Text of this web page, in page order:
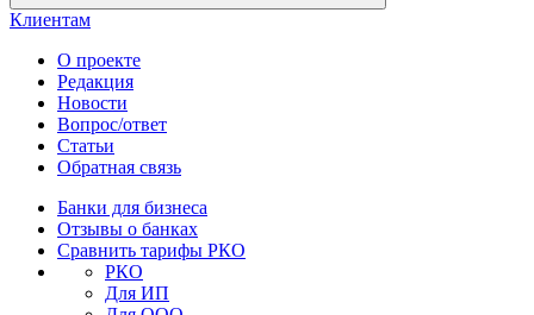
Клиентам
О проекте
Редакция
Новости
Вопрос/ответ
Статьи
Обратная связь
Банки для бизнеса
Отзывы о банках
Сравнить тарифы РКО
РКО
Для ИП